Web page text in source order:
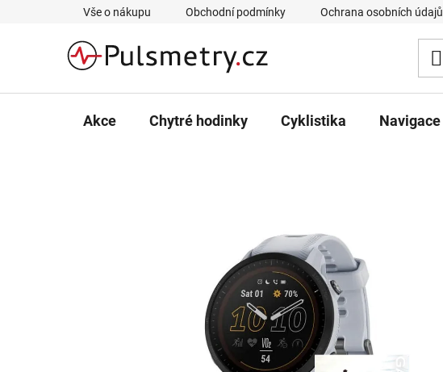
Vše o nákupu Obchodní podmínky Ochrana osobních údajů
Akce Chytré hodinky Cyklistika Navigace